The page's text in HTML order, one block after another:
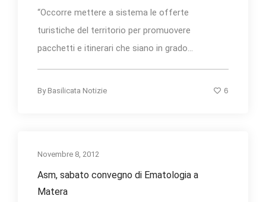
“Occorre mettere a sistema le offerte
turistiche del territorio per promuovere
pacchetti e itinerari che siano in grado...
By Basilicata Notizie 6
Novembre 8, 2012
Asm, sabato convegno di Ematologia a
Matera